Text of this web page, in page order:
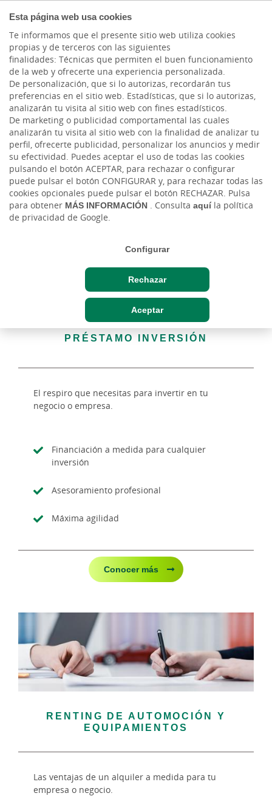
Esta página web usa cookies
Te informamos que el presente sitio web utiliza cookies
propias y de terceros con las siguientes
finalidades: Técnicas que permiten el buen funcionamiento
de la web y ofrecerte una experiencia personalizada.
De personalización, que si lo autorizas, recordarán tus
preferencias en el sitio web. Estadísticas, que si lo autorizas,
analizarán tu visita al sitio web con fines estadísticos.
De marketing o publicidad comportamental las cuales
analizarán tu visita al sitio web con la finalidad de analizar tu
perfil, ofrecerte publicidad, personalizar los anuncios y medir
su efectividad. Puedes aceptar el uso de todas las cookies
pulsando el botón ACEPTAR, para rechazar o configurar
puede pulsar el botón CONFIGURAR y, para rechazar todas las
cookies opcionales puede pulsar el botón RECHAZAR. Pulsa
para obtener MÁS INFORMACIÓN . Consulta aquíla política
de privacidad de Google.
Configurar
Rechazar
Aceptar
Cargando contenido, por favor espere...
PRÉSTAMO INVERSIÓN
El respiro que necesitas para invertir en tu
negocio o empresa.
Financiación a medida para cualquier
inversión
Asesoramiento profesional
Máxima agilidad
Conocer más
RENTING DE AUTOMOCIÓN Y
EQUIPAMIENTOS
Las ventajas de un alquiler a medida para tu
empresa o negocio.